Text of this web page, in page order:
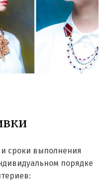
сроки выполнения
порядке